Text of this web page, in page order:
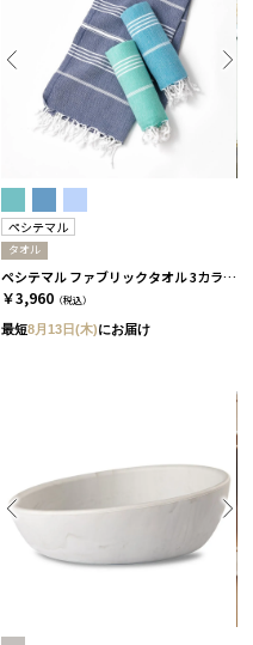
ペシテマル
タオル
ペシテマル ファブリックタオル 3カラー アイスランド
￥3,960 （税込）
最短8月13日(木)にお届け